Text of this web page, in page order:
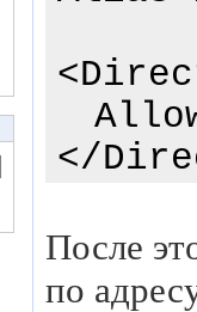
</
После
по